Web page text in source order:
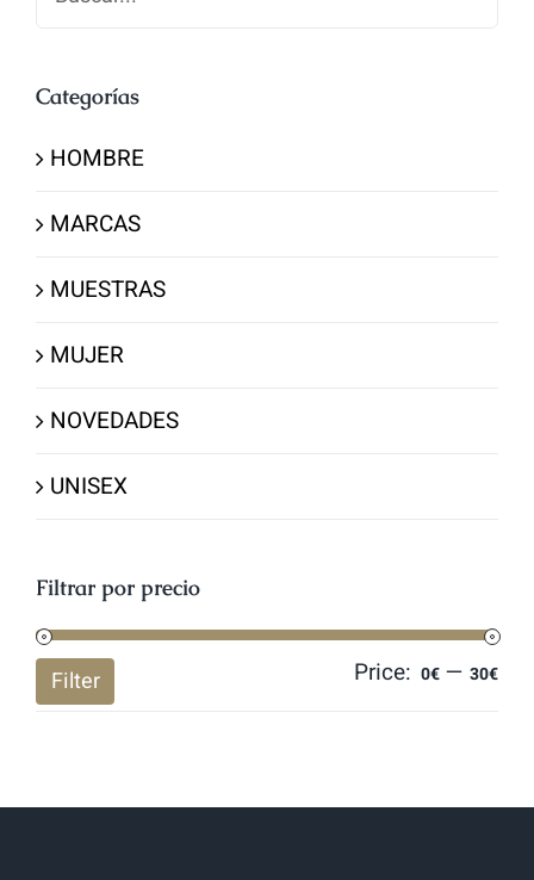
Categorías
HOMBRE
MARCAS
MUESTRAS
MUJER
NOVEDADES
UNISEX
Filtrar por precio
Filter Price: 0€ — 30€